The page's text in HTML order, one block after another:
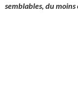
semblables, du moins